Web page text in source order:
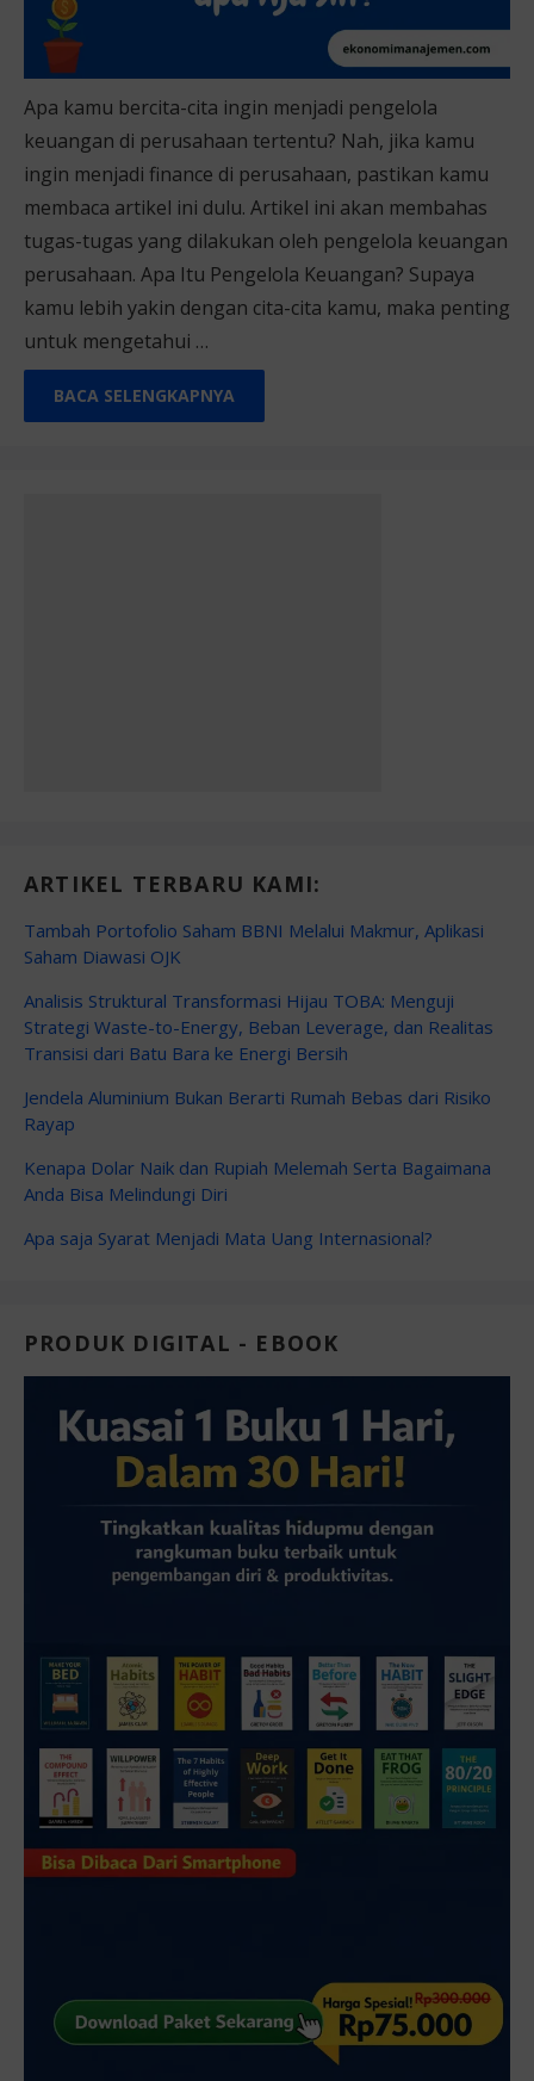
Apa kamu bercita-cita ingin menjadi pengelola
keuangan di perusahaan tertentu? Nah, jika kamu
ingin menjadi finance di perusahaan, pastikan kamu
membaca artikel ini dulu. Artikel ini akan membahas
tugas-tugas yang dilakukan oleh pengelola keuangan
perusahaan. Apa Itu Pengelola Keuangan? Supaya
kamu lebih yakin dengan cita-cita kamu, maka penting
untuk mengetahui …
BACA SELENGKAPNYA
ARTIKEL TERBARU KAMI:
Tambah Portofolio Saham BBNI Melalui Makmur, Aplikasi
Saham Diawasi OJK
Analisis Struktural Transformasi Hijau TOBA: Menguji
Strategi Waste-to-Energy, Beban Leverage, dan Realitas
Transisi dari Batu Bara ke Energi Bersih
Jendela Aluminium Bukan Berarti Rumah Bebas dari Risiko
Rayap
Kenapa Dolar Naik dan Rupiah Melemah Serta Bagaimana
Anda Bisa Melindungi Diri
Apa saja Syarat Menjadi Mata Uang Internasional?
PRODUK DIGITAL - EBOOK